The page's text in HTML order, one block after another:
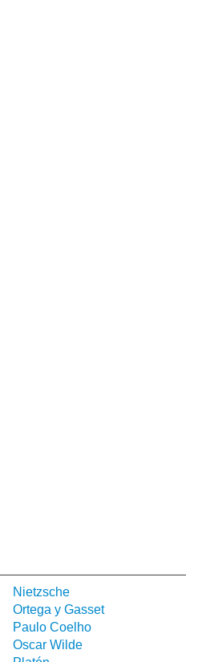
Nietzsche
Ortega y Gasset
Paulo Coelho
Oscar Wilde